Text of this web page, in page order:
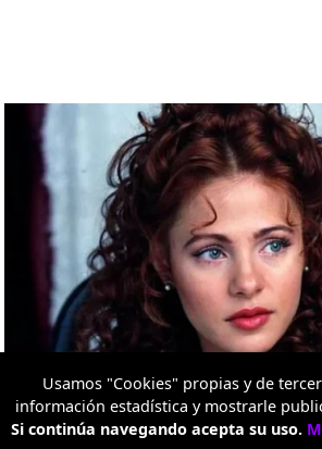
Usamos "Cookies" propias y de
información estadística y mostrarle
Si continúa navegando acepta su uso.